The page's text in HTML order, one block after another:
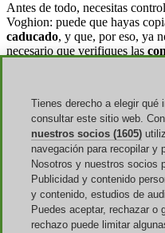
Antes de todo, necesitas
Voghion: puede que hayas
caducado, y que, por eso, ya
necesario que verifiques las
pueden ser canjeados solo
Además, recuerda que los
acumulables: esto significa
poder canjear solo un cupón
que los códigos
geográfica, idioma y divisa:
localización antes de seguir
que no se aplique.
Tienes derecho a elegir qué
consultar este sitio web.
nuestros socios (1605)
navegación para recopilar y
Nosotros y nuestros socios
Publicidad y contenido
y contenido, estudios de
Puedes aceptar, rechazar o
rechazo puede limitar